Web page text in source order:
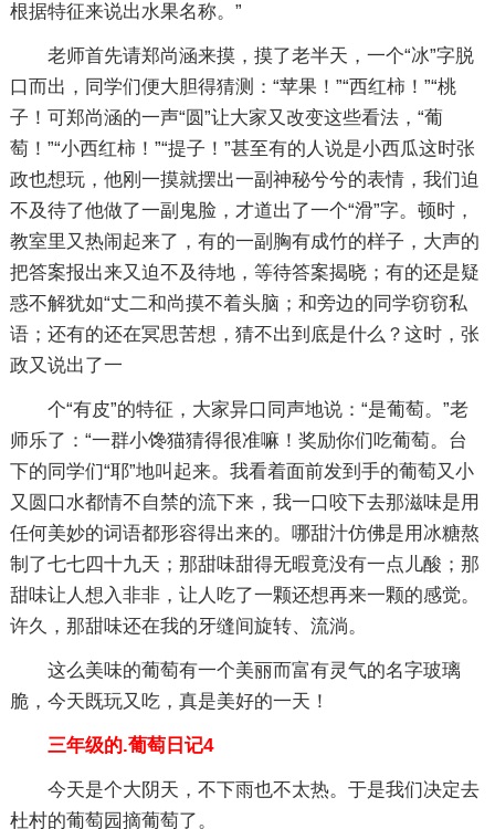
根据特征来说出水果名称。”
老师首先请郑尚涵来摸，摸了老半天，一个“冰”字脱
口而出，同学们便大胆得猜测：“苹果！”“西红柿！”“桃
子！可郑尚涵的一声“圆”让大家又改变这些看法，“葡
萄！”“小西红柿！”“提子！”甚至有的人说是小西瓜这时张
政也想玩，他刚一摸就摆出一副神秘兮兮的表情，我们迫
不及待了他做了一副鬼脸，才道出了一个“滑”字。顿时，
教室里又热闹起来了，有的一副胸有成竹的样子，大声的
把答案报出来又迫不及待地，等待答案揭晓；有的还是疑
惑不解犹如“丈二和尚摸不着头脑；和旁边的同学窃窃私
语；还有的还在冥思苦想，猜不出到底是什么？这时，张
政又说出了一
个“有皮”的特征，大家异口同声地说：“是葡萄。”老
师乐了：“一群小馋猫猜得很准嘛！奖励你们吃葡萄。台
下的同学们“耶”地叫起来。我看着面前发到手的葡萄又小
又圆口水都情不自禁的流下来，我一口咬下去那滋味是用
任何美妙的词语都形容得出来的。哪甜汁仿佛是用冰糖熬
制了七七四十九天；那甜味甜得无暇竟没有一点儿酸；那
甜味让人想入非非，让人吃了一颗还想再来一颗的感觉。
许久，那甜味还在我的牙缝间旋转、流淌。
这么美味的葡萄有一个美丽而富有灵气的名字玻璃
脆，今天既玩又吃，真是美好的一天！
三年级的.葡萄日记4
今天是个大阴天，不下雨也不太热。于是我们决定去
杜村的葡萄园摘葡萄了。